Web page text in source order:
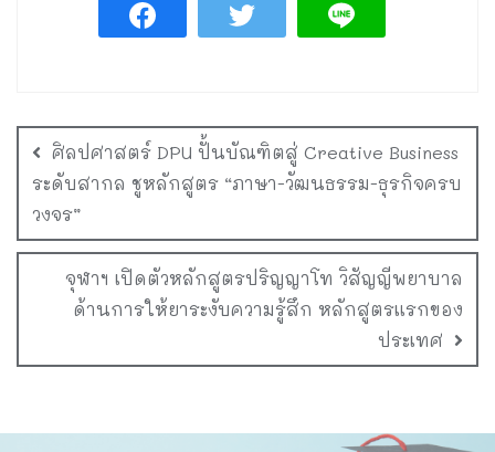
ศิลปศาสตร์ DPU ปั้นบัณฑิตสู่ Creative Business
ระดับสากล ชูหลักสูตร “ภาษา-วัฒนธรรม-ธุรกิจครบ
วงจร”
จุฬาฯ เปิดตัวหลักสูตรปริญญาโท วิสัญญีพยาบาล
ด้านการให้ยาระงับความรู้สึก หลักสูตรแรกของ
ประเทศ